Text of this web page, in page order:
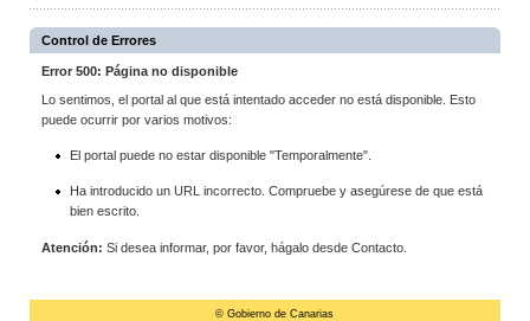
Control de Errores
Error 500: Página no disponible
Lo sentimos, el portal al que está intentado acceder no está disponible. Esto
puede ocurrir por varios motivos:
El portal puede no estar disponible "Temporalmente".
Ha introducido un URL incorrecto. Compruebe y asegúrese de que está
bien escrito.
Atención: Si desea informar, por favor, hágalo desde Contacto.
© Gobierno de Canarias